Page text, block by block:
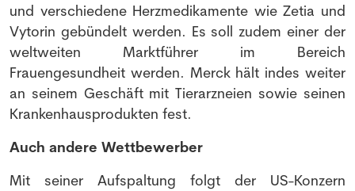
und verschiedene Herzmedikamente wie Zetia und
Vytorin gebündelt werden. Es soll zudem einer der
weltweiten Marktführer im Bereich
Frauengesundheit werden. Merck hält indes weiter
an seinem Geschäft mit Tierarzneien sowie seinen
Krankenhausprodukten fest.
Auch andere Wettbewerber
Mit seiner Aufspaltung folgt der US-Konzern